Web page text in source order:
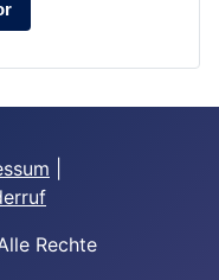
Rechte